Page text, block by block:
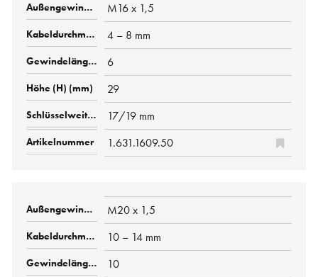
M16 x 1,5
4 – 8 mm
6
29
17/19 mm
1.631.1609.50
M20 x 1,5
10 – 14 mm
10